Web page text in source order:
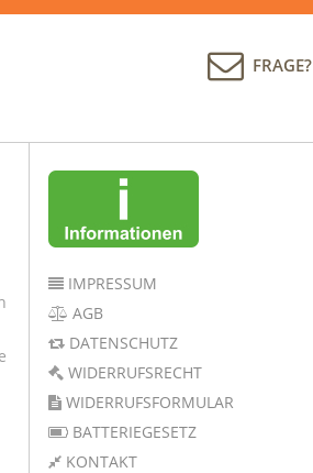
FRAGE?
IMPRESSUM
AGB
DATENSCHUTZ
WIDERRUFSRECHT
WIDERRUFSFORMULAR
BATTERIEGESETZ
KONTAKT